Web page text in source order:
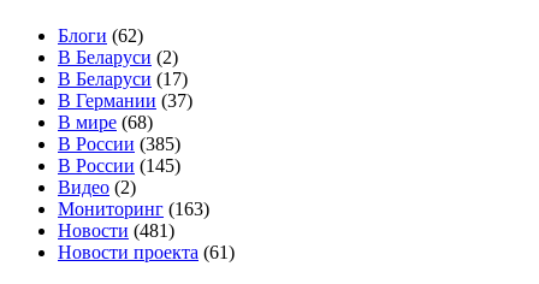
Блоги (62)
В Беларуси (2)
В Беларуси (17)
В Германии (37)
В мире (68)
В России (385)
В России (145)
Видео (2)
Мониторинг (163)
Новости (481)
Новости проекта (61)